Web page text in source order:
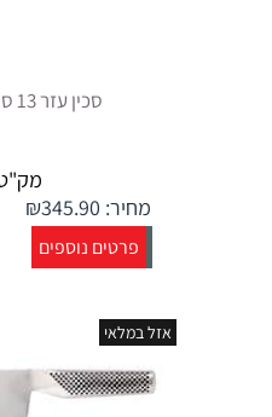
סכין עזר 13 ס"מ - GLOBAL
מחיר: ₪345.90
פרטים נוספים
אזל במלאי